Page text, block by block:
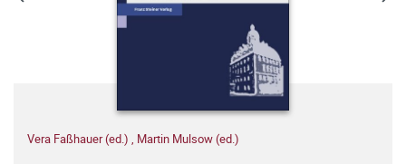
Vera Faßhauer (ed.) , Martin Mulsow (ed.)